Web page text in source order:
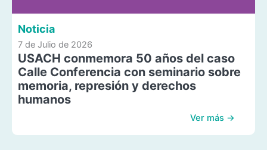
Noticia
7 de Julio de 2026
USACH conmemora 50 años del caso
Calle Conferencia con seminario sobre
memoria, represión y derechos
humanos
Ver más →